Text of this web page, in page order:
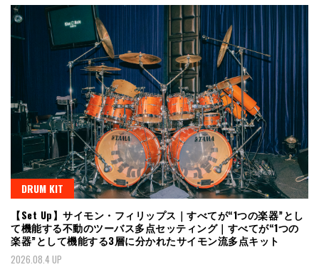
DRUM KIT
【Set Up】サイモン・フィリップス｜すべてが“1つの楽器”とし
て機能する不動のツーバス多点セッティング｜すべてが“1つの
楽器”として機能する3層に分かれたサイモン流多点キット
2026.08.4 UP